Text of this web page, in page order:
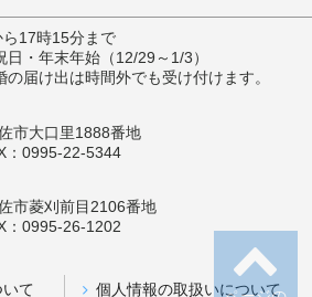
17時15分まで
・年末年始（12/29～1/3）
届け出は時間外でも受け付けます。
市大口里1888番地
：0995-22-5344
市菱刈前目2106番地
：0995-26-1202
て 個人情報の取扱いについて